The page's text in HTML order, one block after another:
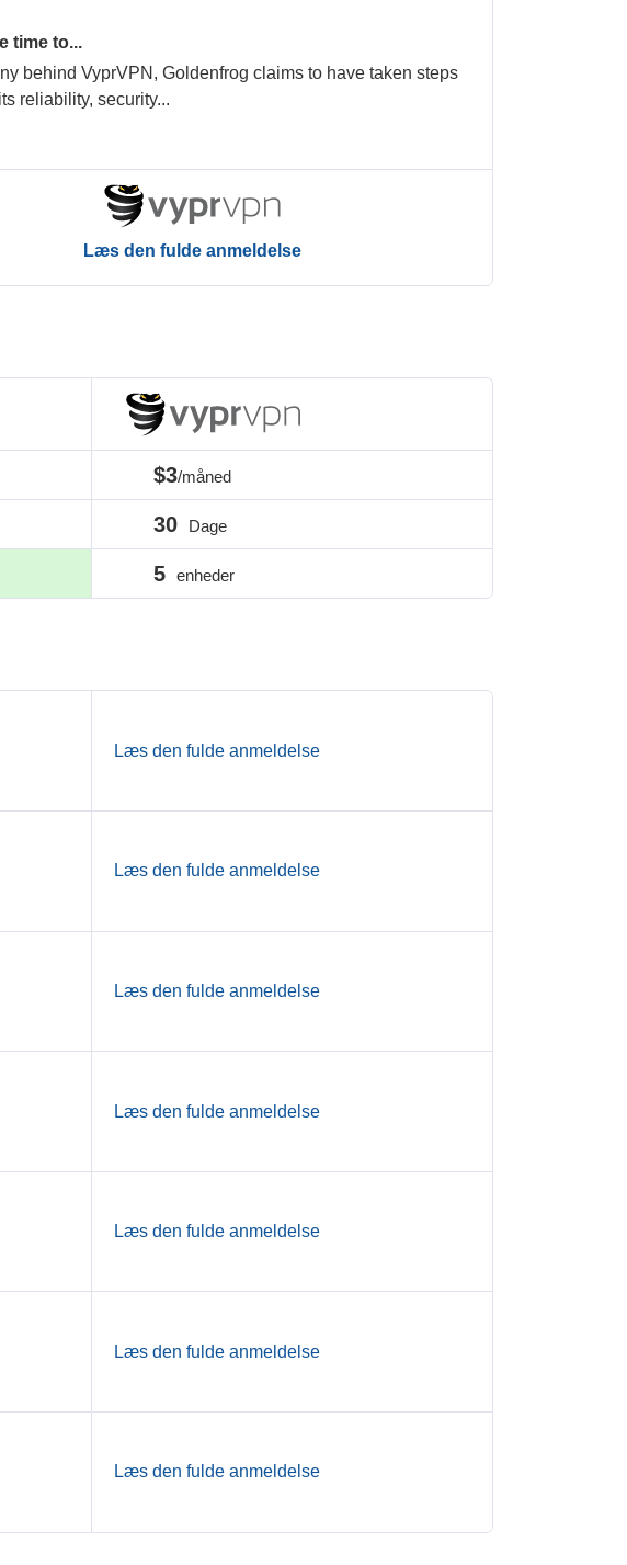
time to...
behind VyprVPN, Goldenfrog claims to have taken steps
reliability, security...
Læs den fulde anmeldelse
$3/måned
30 Dage
5 enheder
Læs den fulde anmeldelse
Læs den fulde anmeldelse
Læs den fulde anmeldelse
Læs den fulde anmeldelse
Læs den fulde anmeldelse
Læs den fulde anmeldelse
Læs den fulde anmeldelse